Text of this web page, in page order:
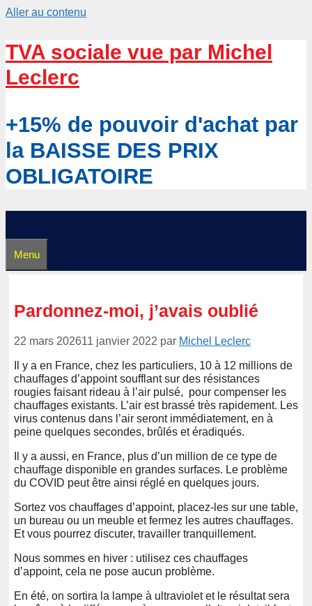
Aller au contenu
TVA sociale vue par Michel
Leclerc
+15% de pouvoir d'achat par
la BAISSE DES PRIX
OBLIGATOIRE
Menu
Pardonnez-moi, j’avais oublié
22 mars 202611 janvier 2022 par Michel Leclerc
Il y a en France, chez les particuliers, 10 à 12 millions de
chauffages d’appoint soufflant sur des résistances
rougies faisant rideau à l’air pulsé, pour compenser les
chauffages existants. L’air est brassé très rapidement. Les
virus contenus dans l’air seront immédiatement, en à
peine quelques secondes, brûlés et éradiqués.
Il y a aussi, en France, plus d’un million de ce type de
chauffage disponible en grandes surfaces. Le problème
du COVID peut être ainsi réglé en quelques jours.
Sortez vos chauffages d’appoint, placez-les sur une table,
un bureau ou un meuble et fermez les autres chauffages.
Et vous pourrez discuter, travailler tranquillement.
Nous sommes en hiver : utilisez ces chauffages
d’appoint, cela ne pose aucun problème.
En été, on sortira la lampe à ultraviolet et le résultat sera